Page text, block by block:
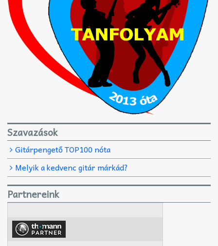
Szavazások
Gitárpengető TOP100 nóta
Melyik a kedvenc gitár márkád?
Partnereink